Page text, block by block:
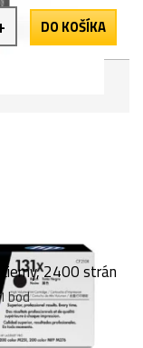
DO KOŠÍKA
2400 strán
1 bod